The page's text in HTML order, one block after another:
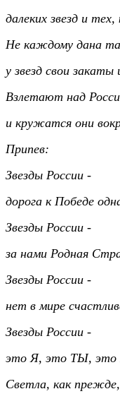
далеких звезд и
Не каждому дана
у звезд свои
Взлетают над
и кружатся они
Припев:
Звезды России -
дорога к Победе
Звезды России -
за нами Родная
Звезды России -
нет в мире
Звезды России -
это Я, это ТЫ,
Светла, как прежде,